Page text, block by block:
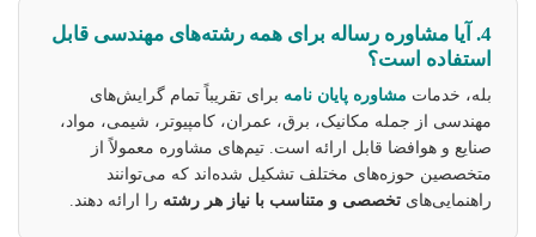
4. آیا مشاوره رساله برای همه رشته‌های مهندسی قابل
استفاده است؟
بله، خدمات مشاوره پایان نامه برای تقریباً تمام گرایش‌های
مهندسی از جمله مکانیک، برق، عمران، کامپیوتر، شیمی، مواد،
صنایع و هوافضا قابل ارائه است. تیم‌های مشاوره معمولاً از
متخصصین حوزه‌های مختلف تشکیل شده‌اند که می‌توانند
راهنمایی‌های تخصصی و متناسب با نیاز هر رشته را ارائه دهند.